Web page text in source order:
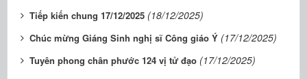
Tiếp kiến chung 17/12/2025 (18/12/2025)
Chúc mừng Giáng Sinh nghị sĩ Công giáo Ý (17/12/2025)
Tuyên phong chân phước 124 vị tử đạo (17/12/2025)